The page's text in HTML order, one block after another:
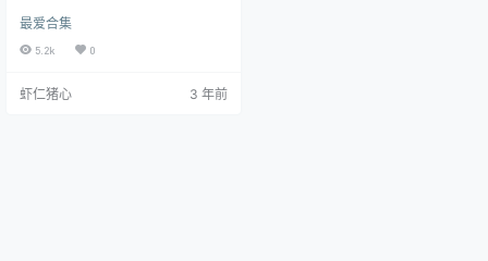
妖孽呀。小姐姐非常可爱，转发其
他小姐姐的微博是还要喊一声老
主，以写真为主，偶尔也会COS一
最爱合集
5.2k 0
虾仁猪心 3 年前